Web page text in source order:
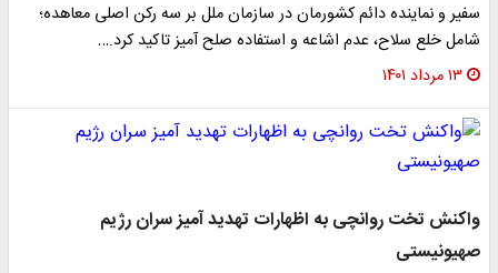
سفیر و نماینده دائم کشورمان در سازمان ملل بر سه رکن اصلی معاهده؛
شامل خلع سلاح، عدم اشاعه و استفاده صلح آمیز تاکید کرد.…
۱۳ مرداد ۱۴۰۱
واکنش تخت روانچی به اظهارات تهدید آمیز سران رژیم
صهیونیستی